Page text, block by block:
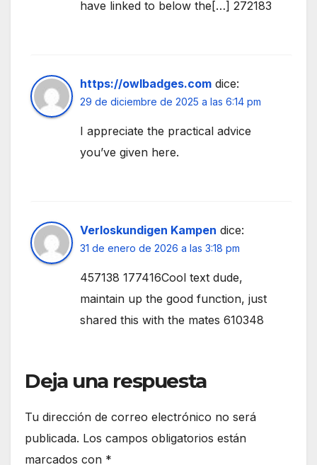
have linked to below the[…] 272183
https://owlbadges.com dice:
29 de diciembre de 2025 a las 6:14 pm
I appreciate the practical advice
you’ve given here.
Verloskundigen Kampen dice:
31 de enero de 2026 a las 3:18 pm
457138 177416Cool text dude,
maintain up the good function, just
shared this with the mates 610348
Deja una respuesta
Tu dirección de correo electrónico no será
publicada. Los campos obligatorios están
marcados con *